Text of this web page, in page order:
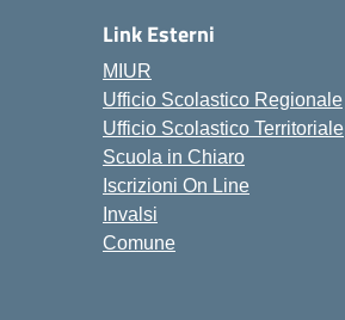
Link Esterni
MIUR
Ufficio Scolastico Regionale
Ufficio Scolastico Territoriale
Scuola in Chiaro
Iscrizioni On Line
Invalsi
Comune